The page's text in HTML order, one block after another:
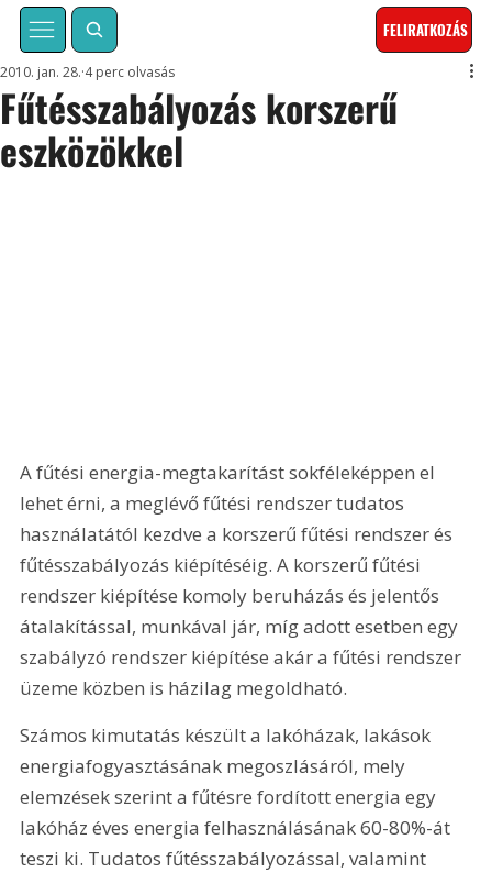
FELIRATKOZÁS
Fűtésszabályozás korszerű
eszközökkel
2010. jan. 28. 4 perc olvasás
A fűtési energia-megtakarítást sokféleképpen el
lehet érni, a meglévő fűtési rendszer tudatos
használatától kezdve a korszerű fűtési rendszer és
fűtésszabályozás kiépítéséig. A korszerű fűtési
rendszer kiépítése komoly beruházás és jelentős
átalakítással, munkával jár, míg adott esetben egy
szabályzó rendszer kiépítése akár a fűtési rendszer
üzeme közben is házilag megoldható.
Számos kimutatás készült a lakóházak, lakások
energiafogyasztásának megoszlásáról, mely
elemzések szerint a fűtésre fordított energia egy
lakóház éves energia felhasználásának 60-80%-át
teszi ki. Tudatos fűtésszabályozással, valamint